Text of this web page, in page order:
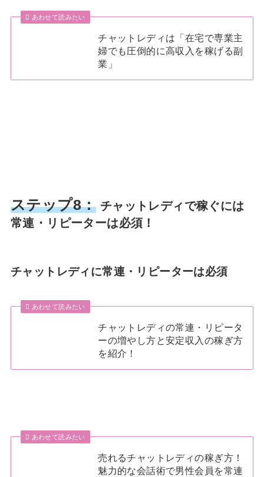
あわせて読みたい
チャットレディは「在宅で専業主
婦でも圧倒的に高収入を稼げる副
業」
ステップ8： チャットレディで稼ぐには
常連・リピーターは必須！
チャットレディに常連・リピーターは必須
あわせて読みたい
チャットレディの常連・リピータ
ーの増やし方と安定収入の稼ぎ方
を紹介！
あわせて読みたい
売れるチャットレディの稼ぎ方！
魅力的な会話術で男性会員を常連